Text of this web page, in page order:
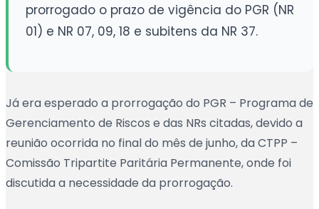
prorrogado o prazo de vigência do PGR (NR
01) e NR 07, 09, 18 e subitens da NR 37.
Já era esperado a prorrogação do PGR – Programa de
Gerenciamento de Riscos e das NRs citadas, devido a
reunião ocorrida no final do mês de junho, da CTPP –
Comissão Tripartite Paritária Permanente, onde foi
discutida a necessidade da prorrogação.